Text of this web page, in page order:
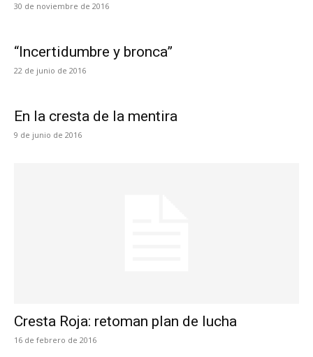
30 de noviembre de 2016
“Incertidumbre y bronca”
22 de junio de 2016
En la cresta de la mentira
9 de junio de 2016
Cresta Roja: retoman plan de lucha
16 de febrero de 2016